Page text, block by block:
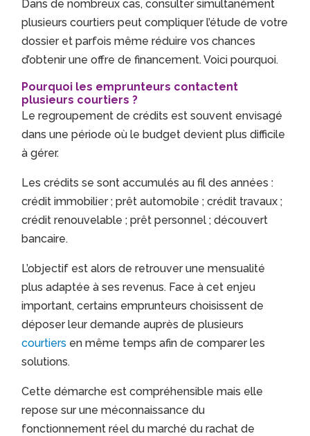
Dans de nombreux cas, consulter simultanément
plusieurs courtiers peut compliquer l’étude de votre
dossier et parfois même réduire vos chances
d’obtenir une offre de financement. Voici pourquoi.
Pourquoi les emprunteurs contactent
plusieurs courtiers ?
Le regroupement de crédits est souvent envisagé
dans une période où le budget devient plus difficile
à gérer.
Les crédits se sont accumulés au fil des années :
crédit immobilier ; prêt automobile ; crédit travaux ;
crédit renouvelable ; prêt personnel ; découvert
bancaire.
L’objectif est alors de retrouver une mensualité
plus adaptée à ses revenus. Face à cet enjeu
important, certains emprunteurs choisissent de
déposer leur demande auprès de plusieurs
courtiers en même temps afin de comparer les
solutions.
Cette démarche est compréhensible mais elle
repose sur une méconnaissance du
fonctionnement réel du marché du rachat de